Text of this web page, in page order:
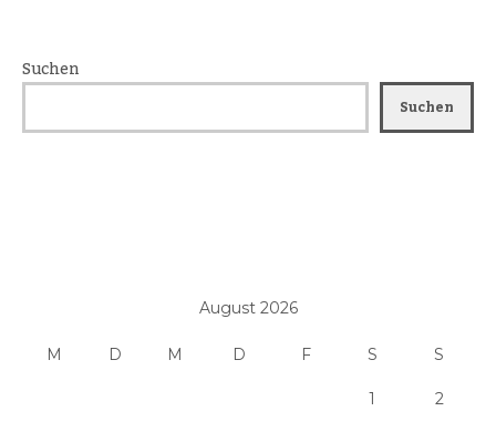
Suchen
Suchen
August 2026
M D M D F S S
1 2